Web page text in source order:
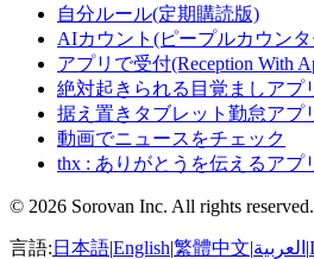
自分ルール(定期購読版)
AIカウント(ピープルカウン
アプリで受付(Reception With
絶対起きられる目覚ましアプ
据え置きタブレット勤怠アプ
動画でニュースをチェック
thx : ありがとうを伝えるアプ
© 2026 Sorovan Inc. All rights reserved.
言語: 日本語|English|繁體中文|العربية |